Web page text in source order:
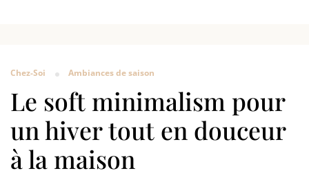
Chez-Soi Ambiances de saison
Le soft minimalism pour
un hiver tout en douceur
à la maison